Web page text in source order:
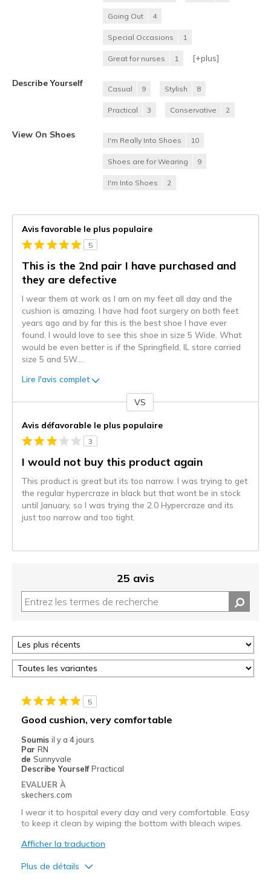
Going Out 4
Special Occasions 1
Great for nurses 1 [+plus]
Describe Yourself
Casual 9 Stylish 8
Practical 3 Conservative 2
View On Shoes
I'm Really Into Shoes 10
Shoes are for Wearing 9
I'm Into Shoes 2
Avis favorable le plus populaire
5
This is the 2nd pair I have purchased and
they are defective
I wear them at work as I am on my feet all day and the
cushion is amazing. I have had foot surgery on both feet
years ago and by far this is the best shoe I have ever
found. I would love to see this shoe in size 5 Wide. What
would be even better is if the Springfield, IL store carried
size 5 and 5W.
Lire l'avis complet
projecteur
sur
les
VS
Avis défavorable le plus populaire
3
I would not buy this product again
This product is great but its too narrow. I was trying to get
the regular hypercraze in black but that wont be in stock
until January, so I was trying the 2.0 Hypercraze and its
just too narrow and too tight.
25 avis
5
Good cushion, very comfortable
Soumis il y a 4 jours
Par RN
de Sunnyvale
Describe Yourself Practical
EVALUER À
skechers.com
I wear it to hospital every day and very comfortable. Easy
to keep it clean by wiping the bottom with bleach wipes.
Afficher la traduction
Plus de détails